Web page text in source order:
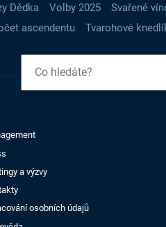
Dědka Volby 2025 Svařené
ascendentu
Tvarohové
a výzvy
osobních údajů